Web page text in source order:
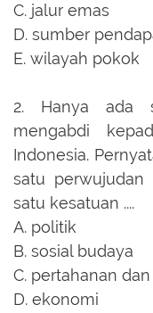
C. jalur emas
D. sumber
E. wilayah pokok
2.
Hanya ada
mengabdi
Indonesia.
satu perwujudan
satu kesatuan ....
A. politik
B. sosial budaya
C. pertahanan
D. ekonomi